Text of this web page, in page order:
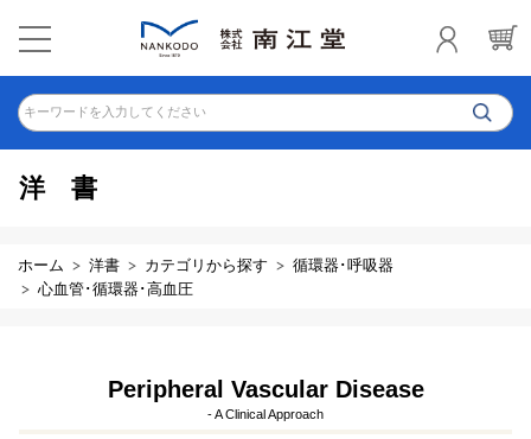
キーワードを入力してください
洋書
ホーム 洋書 カテゴリから探す
循環器･呼吸器
心血管･循環器･高血圧
Peripheral Vascular Disease
- A Clinical Approach